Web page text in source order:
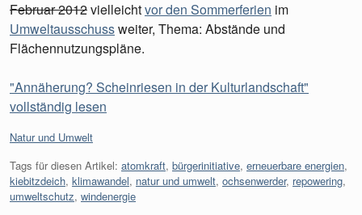
Februar 2012vielleichtvor den Sommerferien im
Umweltausschussweiter, Thema: Abstände und
Flächennutzungspläne.
"Annäherung? Scheinriesen in der Kulturlandschaft"
vollständig lesen
Kategorien:
Natur und Umwelt
Tags für diesen Artikel: atomkraft, bürgerinitiative, erneuerbare energien,
kiebitzdeich, klimawandel, natur und umwelt, ochsenwerder, repowering,
umweltschutz, windenergie